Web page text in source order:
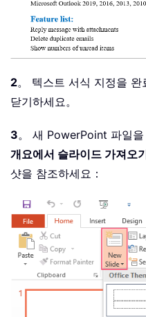
2。 텍스트 서식 지정을
닫기하세요。
3。 새 PowerPoint 파일
개요에서 슬라이드 가져오
샷을 참조하세요：